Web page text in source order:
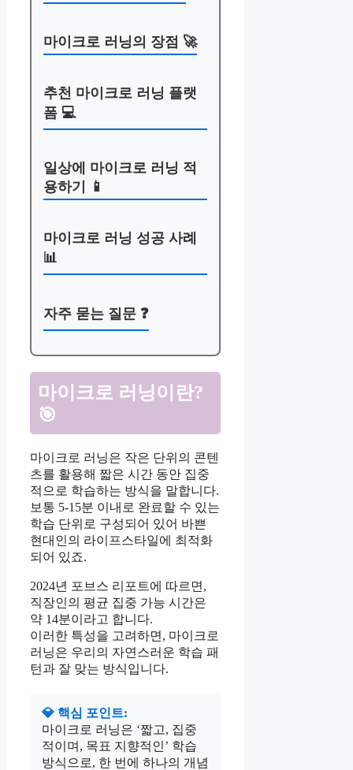
마이크로 러닝의 장점 🚀
추천 마이크로 러닝 플랫
폼 💻
일상에 마이크로 러닝 적
용하기 📱
마이크로 러닝 성공 사례
📊
자주 묻는 질문 ❓
마이크로 러닝이란?
🎯
마이크로 러닝은 작은 단위의 콘텐
츠를 활용해 짧은 시간 동안 집중
적으로 학습하는 방식을 말합니다.
보통 5-15분 이내로 완료할 수 있는
학습 단위로 구성되어 있어 바쁜
현대인의 라이프스타일에 최적화
되어 있죠.
2024년 포브스 리포트에 따르면,
직장인의 평균 집중 가능 시간은
약 14분이라고 합니다.
이러한 특성을 고려하면, 마이크로
러닝은 우리의 자연스러운 학습 패
턴과 잘 맞는 방식입니다.
💎 핵심 포인트:
마이크로 러닝은 ‘짧고, 집중
적이며, 목표 지향적인’ 학습
방식으로, 한 번에 하나의 개념